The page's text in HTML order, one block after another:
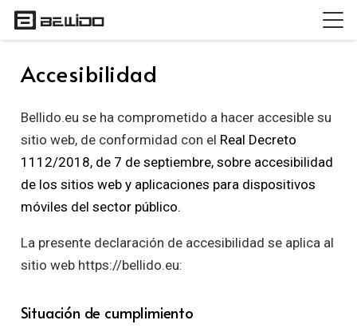
Accesibilidad
Bellido.eu se ha comprometido a hacer accesible su
sitio web, de conformidad con el Real Decreto
1112/2018, de 7 de septiembre, sobre accesibilidad
de los sitios web y aplicaciones para dispositivos
móviles del sector público.
La presente declaración de accesibilidad se aplica al
sitio web https://bellido.eu:
Situación de cumplimiento